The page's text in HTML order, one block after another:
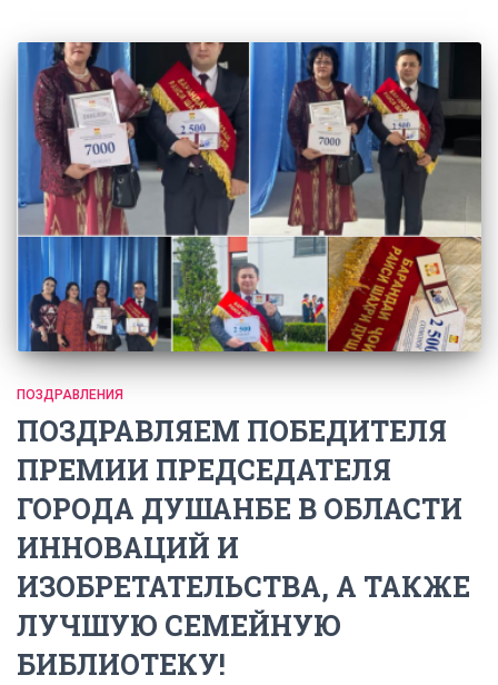
ПОЗДРАВЛЕНИЯ
ПОЗДРАВЛЯЕМ ПОБЕДИТЕЛЯ
ПРЕМИИ ПРЕДСЕДАТЕЛЯ
ГОРОДА ДУШАНБЕ В ОБЛАСТИ
ИННОВАЦИЙ И
ИЗОБРЕТАТЕЛЬСТВА, А ТАКЖЕ
ЛУЧШУЮ СЕМЕЙНУЮ
БИБЛИОТЕКУ!